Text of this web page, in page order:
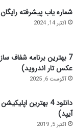
شماره یاب پیشرفته رایگان اندروید: 5
اکتبر 14, 2024
7 بهترین برنامه
عکس تار اندروید)
آگوست 6, 2025
دانلود 4 بهترین
آیپد)
اکتبر 5, 2019